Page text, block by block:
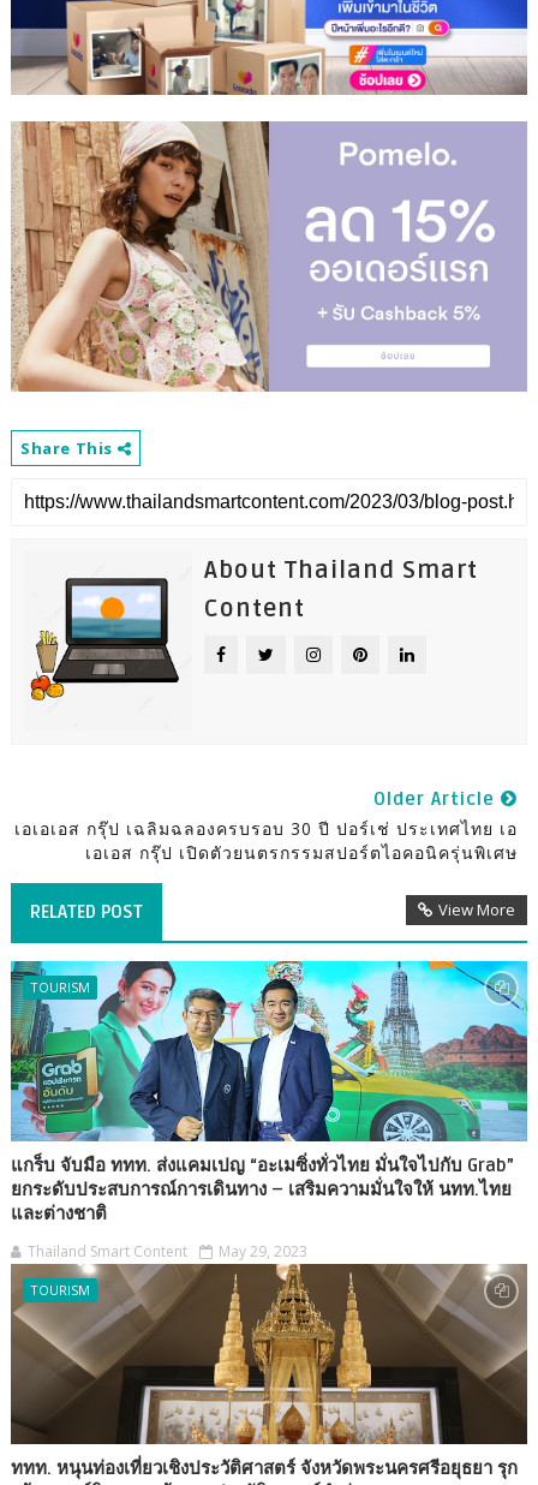
Share This
About Thailand Smart
Content
Older Article
เอเอเอส กรุ๊ป เฉลิมฉลองครบรอบ 30 ปี ปอร์เช่ ประเทศไทย เอ
เอเอส กรุ๊ป เปิดตัวยนตรกรรมสปอร์ตไอคอนิครุ่นพิเศษ
RELATED POST View More
TOURISM
แกร็บ จับมือ ททท. ส่งแคมเปญ “อะเมซิ่งทั่วไทย มั่นใจไปกับ Grab”
ยกระดับประสบการณ์การเดินทาง – เสริมความมั่นใจให้ นทท.ไทย
และต่างชาติ
Thailand Smart Content May 29, 2023
TOURISM
ททท. หนุนท่องเที่ยวเชิงประวัติศาสตร์ จังหวัดพระนครศรีอยุธยา รุก